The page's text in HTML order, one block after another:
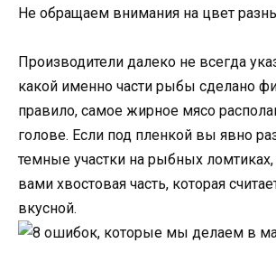
Не обращаем внимания на цвет
Производители далеко не всегда
какой именно части рыбы сделано
правило, самое жирное мясо
голове. Если под пленкой вы явно
темные участки на рыбных ломтиках,
вами хвостовая часть, которая
вкусной.